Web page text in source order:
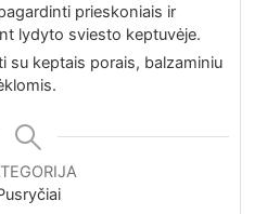
prieskoniais ir
lydyto sviesto keptuvėje.
su keptais porais, balzaminiu